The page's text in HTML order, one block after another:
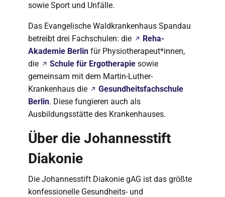
sowie Sport und Unfälle.
Das Evangelische Waldkrankenhaus Spandau
betreibt drei Fachschulen: die
Reha-
Akademie Berlin für Physiotherapeut*innen,
die
Schule für Ergotherapie sowie
gemeinsam mit dem Martin-Luther-
Krankenhaus die
Gesundheitsfachschule
Berlin. Diese fungieren auch als
Ausbildungsstätte des Krankenhauses.
Über die Johannesstift
Diakonie
Die Johannesstift Diakonie gAG ist das größte
konfessionelle Gesundheits- und